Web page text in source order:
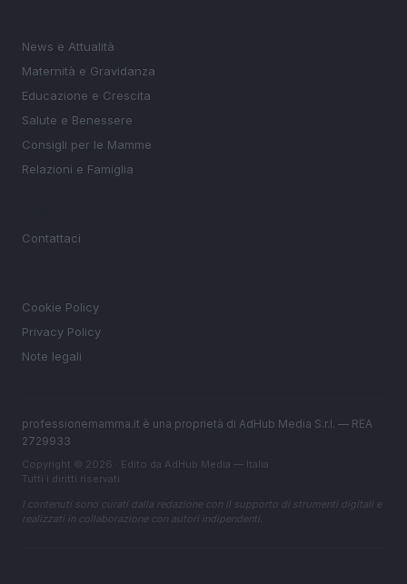
News e Attualità
Maternità e Gravidanza
Educazione e Crescita
Salute e Benessere
Consigli per le Mamme
Relazioni e Famiglia
Contattaci
Cookie Policy
Privacy Policy
Note legali
professionemamma.it è una proprietà di AdHub Media S.r.l. — REA
2729933
Copyright © 2026 · Edito da AdHub Media — Italia
Tutti i diritti riservati
I contenuti sono curati dalla redazione con il supporto di strumenti digitali e
realizzati in collaborazione con autori indipendenti.